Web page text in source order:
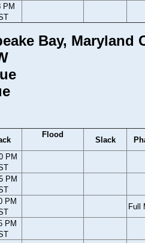
PM
Bay, Maryland
Flood
Slack
PM
PM
PM
Full
PM